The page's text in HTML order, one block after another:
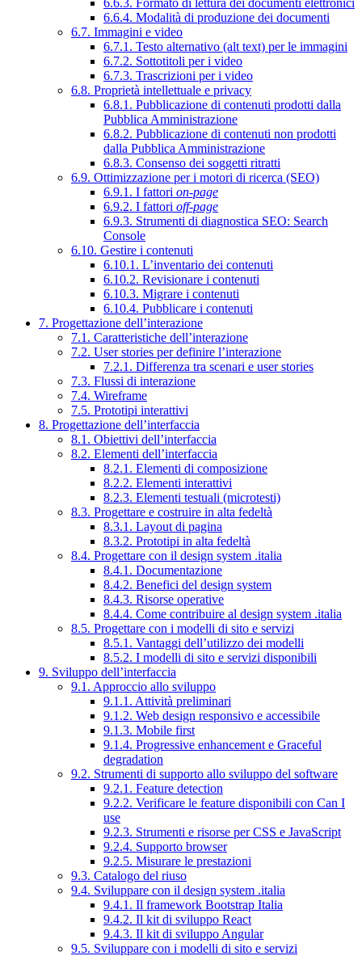
6.6.4. Modalità di produzione dei documenti
6.7. Immagini e video
6.7.1. Testo alternativo (alt text) per le immagini
6.7.2. Sottotitoli per i video
6.7.3. Trascrizioni per i video
6.8. Proprietà intellettuale e privacy
6.8.1. Pubblicazione di contenuti prodotti dalla
Pubblica Amministrazione
6.8.2. Pubblicazione di contenuti non prodotti
dalla Pubblica Amministrazione
6.8.3. Consenso dei soggetti ritratti
6.9. Ottimizzazione per i motori di ricerca (SEO)
6.9.1. I fattori on-page
6.9.2. I fattori off-page
6.9.3. Strumenti di diagnostica SEO: Search
Console
6.10. Gestire i contenuti
6.10.1. L’inventario dei contenuti
6.10.2. Revisionare i contenuti
6.10.3. Migrare i contenuti
6.10.4. Pubblicare i contenuti
7. Progettazione dell’interazione
7.1. Caratteristiche dell’interazione
7.2. User stories per definire l’interazione
7.2.1. Differenza tra scenari e user stories
7.3. Flussi di interazione
7.4. Wireframe
7.5. Prototipi interattivi
8. Progettazione dell’interfaccia
8.1. Obiettivi dell’interfaccia
8.2. Elementi dell’interfaccia
8.2.1. Elementi di composizione
8.2.2. Elementi interattivi
8.2.3. Elementi testuali (microtesti)
8.3. Progettare e costruire in alta fedeltà
8.3.1. Layout di pagina
8.3.2. Prototipi in alta fedeltà
8.4. Progettare con il design system .italia
8.4.1. Documentazione
8.4.2. Benefici del design system
8.4.3. Risorse operative
8.4.4. Come contribuire al design system .italia
8.5. Progettare con i modelli di sito e servizi
8.5.1. Vantaggi dell’utilizzo dei modelli
8.5.2. I modelli di sito e servizi disponibili
9. Sviluppo dell’interfaccia
9.1. Approccio allo sviluppo
9.1.1. Attività preliminari
9.1.2. Web design responsivo e accessibile
9.1.3. Mobile first
9.1.4. Progressive enhancement e Graceful
degradation
9.2. Strumenti di supporto allo sviluppo del software
9.2.1. Feature detection
9.2.2. Verificare le feature disponibili con Can I
use
9.2.3. Strumenti e risorse per CSS e JavaScript
9.2.4. Supporto browser
9.2.5. Misurare le prestazioni
9.3. Catalogo del riuso
9.4. Sviluppare con il design system .italia
9.4.1. Il framework Bootstrap Italia
9.4.2. Il kit di sviluppo React
9.4.3. Il kit di sviluppo Angular
9.5. Sviluppare con i modelli di sito e servizi